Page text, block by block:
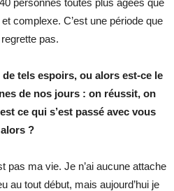
personnes toutes plus âgées que
complexe. C’est une période que
pas.
tels espoirs, ou alors est-ce le
de nos jours : on réussit, on
ce qui s’est passé avec vous
alors ?
pas ma vie. Je n’ai aucune attache
au tout début, mais aujourd’hui je